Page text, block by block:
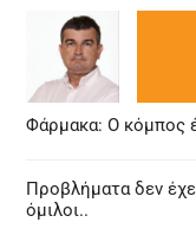
Φάρμακα: Ο κόμπος
Προβλήματα δεν
όμιλοι..